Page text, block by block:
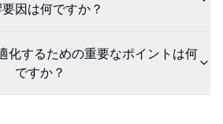
因は何ですか？
化するための重要なポイントは何
ですか？